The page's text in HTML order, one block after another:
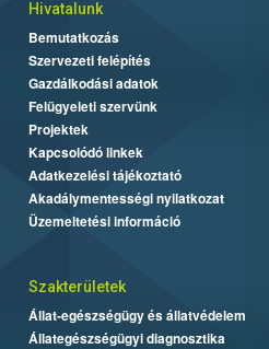
Hivatalunk
Bemutatkozás
Szervezeti felépítés
Gazdálkodási adatok
Felügyeleti szervünk
Projektek
Kapcsolódó linkek
Adatkezelési tájékoztató
Akadálymentességi nyilatkozat
Üzemeltetési információ
Szakterületek
Állat-egészségügy és állatvédelem
Állategészségügyi diagnosztika